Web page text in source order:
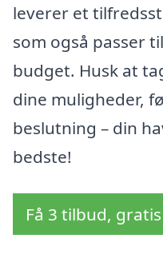
leverer et
som også passer
budget. Husk at
dine muligheder,
beslutning – din
bedste!
Få 3 tilbud,